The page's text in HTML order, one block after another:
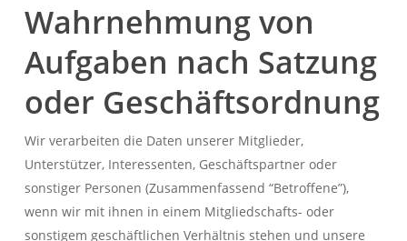
Wahrnehmung von
Aufgaben nach Satzung
oder Geschäftsordnung
Wir verarbeiten die Daten unserer Mitglieder,
Unterstützer, Interessenten, Geschäftspartner oder
sonstiger Personen (Zusammenfassend “Betroffene”),
wenn wir mit ihnen in einem Mitgliedschafts- oder
sonstigem geschäftlichen Verhältnis stehen und unsere